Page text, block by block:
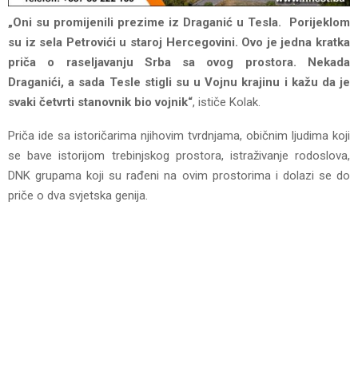
„Oni su promijenili prezime iz Draganić u Tesla. Porijeklom
su iz sela Petrovići u staroj Hercegovini. Ovo je jedna kratka
priča o raseljavanju Srba sa ovog prostora. Nekada
Draganići, a sada Tesle stigli su u Vojnu krajinu i kažu da je
svaki četvrti stanovnik bio vojnik“, ističe Kolak.
Priča ide sa istoričarima njihovim tvrdnjama, običnim ljudima koji
se bave istorijom trebinjskog prostora, istraživanje rodoslova,
DNK grupama koji su rađeni na ovim prostorima i dolazi se do
priče o dva svjetska genija.